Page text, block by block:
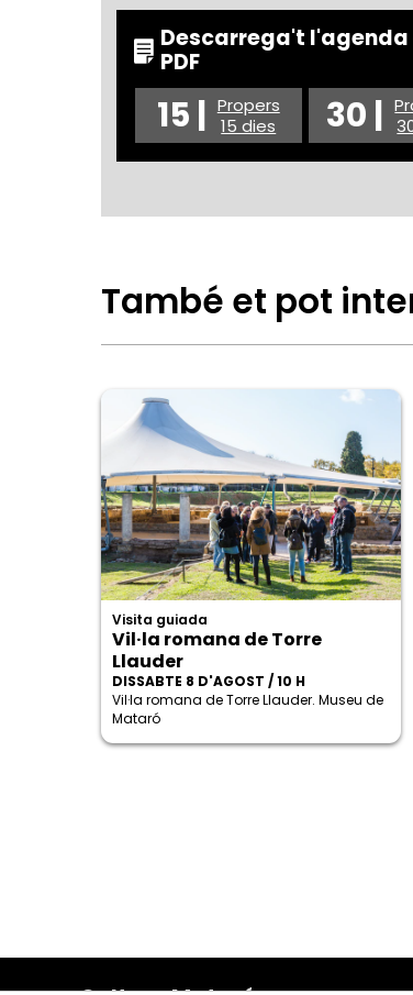
Descarrega't l'agenda
PDF
15 | Propers
15 dies
30 |
També et pot
Visita guiada
Vil·la romana de Torre
Llauder
DISSABTE 8 D'AGOST / 10 H
Vil·la romana de Torre Llauder. Museu de
Mataró